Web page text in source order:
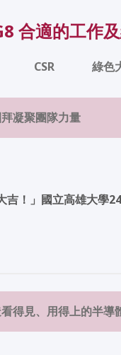
合適的工作
CSR 綠色
凝聚團隊力量
吉！」國立高雄大
得見、用得上的半導